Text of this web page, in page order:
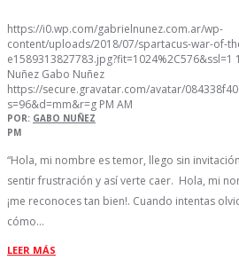
https://i0.wp.com/gabrielnunez.com.ar/wp-
content/uploads/2018/07/spartacus-war-of-
e1589313827783.jpg?fit=1024%2C576&ssl=1
Nuñez Gabo Nuñez
https://secure.gravatar.com/avatar/
s=96&d=mm&r=g PM AM
POR: GABO NUÑEZ
PM
“Hola, mi nombre es temor, llego sin
sentir frustración y así verte caer. Hola, mi
¡me reconoces tan bien!. Cuando intentas
cómo…
LEER MÁS